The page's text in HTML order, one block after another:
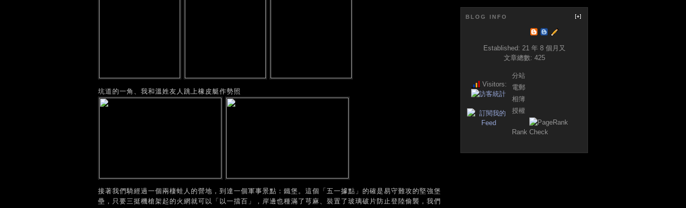
坑道的一角、我和溫姓友人跳上橡皮艇作勢照
接著我們騎經過一個兩棲蛙人的營地，到達一個軍事景點：鐵堡。這個「五一據點」的確是易守難攻的堅強堡
壘，只要三挺機槍架起的火網就可以「以一擋百」，岸邊也種滿了芎麻、裝置了玻璃破片防止登陸偷襲，我們
BLOG INFO
Established: 21 年 8 個月又
文章總數: 425
Visitors:
分站
電郵
相簿
授權
Rank